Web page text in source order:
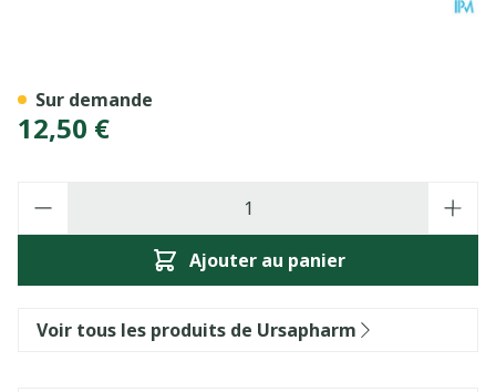
12,50 €
Ajouter au panier
Sur demande
Voir tous les produits de Ursapharm